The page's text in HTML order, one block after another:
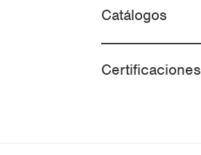
Catálogos
Certificaciones